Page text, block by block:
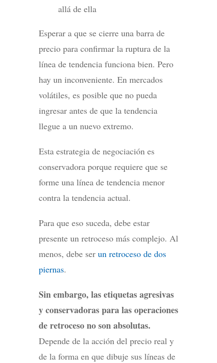
allá de ella
Esperar a que se cierre una barra de
precio para confirmar la ruptura de la
línea de tendencia funciona bien. Pero
hay un inconveniente. En mercados
volátiles, es posible que no pueda
ingresar antes de que la tendencia
llegue a un nuevo extremo.
Esta estrategia de negociación es
conservadora porque requiere que se
forme una línea de tendencia menor
contra la tendencia actual.
Para que eso suceda, debe estar
presente un retroceso más complejo. Al
menos, debe ser un retroceso de dos
piernas.
Sin embargo, las etiquetas agresivas
y conservadoras para las operaciones
de retroceso no son absolutas.
Depende de la acción del precio real y
de la forma en que dibuje sus líneas de